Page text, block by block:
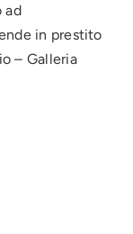
ad
in prestito
– Galleria